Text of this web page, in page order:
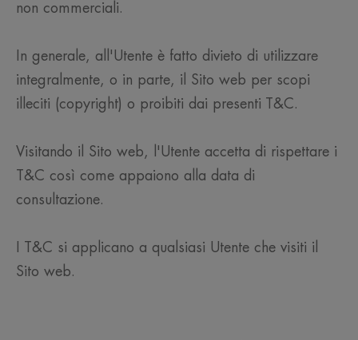
non commerciali.
In generale, all'Utente è fatto divieto di utilizzare
integralmente, o in parte, il Sito web per scopi
illeciti (copyright) o proibiti dai presenti T&C.
Visitando il Sito web, l'Utente accetta di rispettare i
T&C così come appaiono alla data di
consultazione.
I T&C si applicano a qualsiasi Utente che visiti il
Sito web.